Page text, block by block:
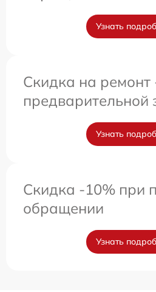
Узнать
Скидка на ремонт
предварительной
Узнать
Скидка -10% при
обращении
Узнать